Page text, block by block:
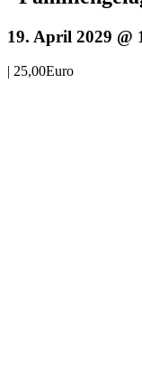
19. April 2029 @
| 25,00Euro